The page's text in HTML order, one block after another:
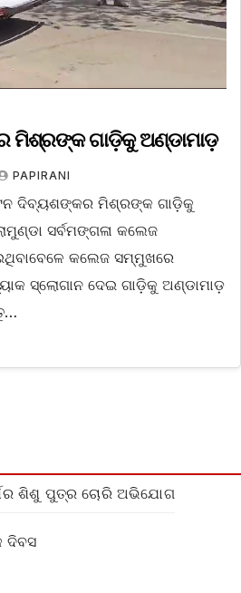
ମିଶ୍ରଙ୍କ ଗାଡ଼ିକୁ ଅଣ୍ଡାମାଡ଼
PAPIRANI
ଦିବ୍ୟଶଙ୍କର ମିଶ୍ରଙ୍କ ଗାଡ଼ିକୁ
ସର୍ବମଙ୍ଗଳା କଲେଜ
କଲେଜ ସମ୍ମୁଖରେ
ସ୍ଲୋଗାନ ଦେଇ ଗାଡ଼ିକୁ ଅଣ୍ଡାମାଡ଼
ଶିଶୁ ପୁତ୍ର ଚୋରି ଅଭିଯୋଗ
ଦିବସ